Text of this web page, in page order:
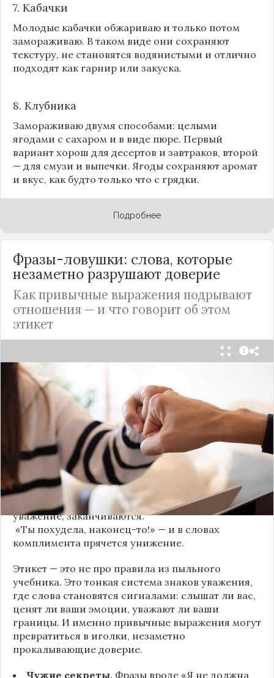
7. Кабачки
Молодые кабачки обжариваю и только потом
замораживаю. В таком виде они сохраняют
текстуру, не становятся водянистыми и отлично
подходят как гарнир или закуска.
8. Клубника
Замораживаю двумя способами: целыми
ягодами с сахаром и в виде пюре. Первый
вариант хорош для десертов и завтраков, второй
— для смузи и выпечки. Ягоды сохраняют аромат
и вкус, как будто только что с грядки.
Подробнее
Фразы-ловушки: слова, которые
незаметно разрушают доверие
Как привычные выражения подрывают
отношения — и что говорит об этом
этикет
Мы часто думаем, что доверие рушится из-за
серьёзных предательств. Но на самом деле оно
трещит по швам гораздо раньше — в момент,
когда в разговоре звучит невинная на первый
взгляд фраза. Подробнее об этом рассказывает
«Этикет и психология общения» на Дзене.
«Да я никому не расскажу, правда». И через пару
дней вашу историю пересказывает другой
человек.
«Хватит ныть» — и разговор, а вместе с ним
уважение, заканчиваются.
«Ты похудела, наконец-то!» — и в словах
комплимента прячется унижение.
Этикет — это не про правила из пыльного
учебника. Это тонкая система знаков уважения,
где слова становятся сигналами: слышат ли вас,
ценят ли ваши эмоции, уважают ли ваши
границы. И именно привычные выражения могут
превратиться в иголки, незаметно
прокалывающие доверие.
Чужие секреты. Фразы вроде «Я не должна